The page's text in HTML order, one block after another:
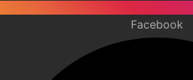
Facebook